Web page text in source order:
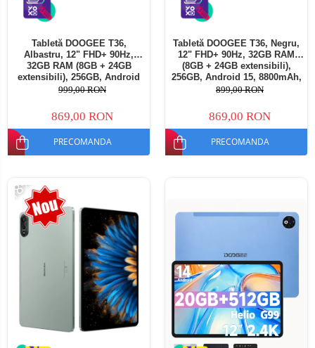
Tabletă DOOGEE T36,
Albastru, 12" FHD+ 90Hz,
32GB RAM (8GB + 24GB
extensibili), 256GB, Android
15, 8800mAh, Dual SIM
999,00 RON
869,00 RON
PRECOMANDA
Tabletă DOOGEE T36, Negru,
12" FHD+ 90Hz, 32GB RAM
(8GB + 24GB extensibili),
256GB, Android 15, 8800mAh,
Dual SIM
899,00 RON
869,00 RON
PRECOMANDA
-18%